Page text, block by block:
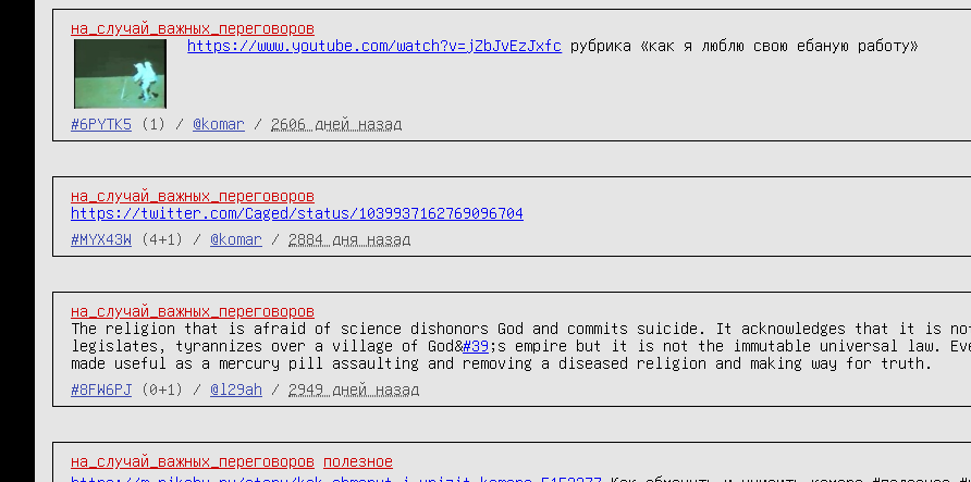
на_случай_важных_переговоров
https://www.youtube.com/watch?v=jZbJvEzJxfc рубрика «как я люблю свою ебаную работу»
#6PYTK5 (1) / @komar / 2606 дней назад
на_случай_важных_переговоров
https://twitter.com/Caged/status/1039937162769096704
#MYX43W
(4+1) / @komar / 2884 дня назад
на_случай_важных_переговоров
The religion that is afraid of science dishonors God and commits suicide. It acknowledges that it is
legislates, tyrannizes over a village of God&#39 ;s empire but it is not the immutable universal law.
made useful as a mercury pill assaulting and removing a diseased religion and making way for truth.
#8FW6PJ
(0+1) / @l29ah / 2949 дней назад
на_случай_важных_переговоров
полезное